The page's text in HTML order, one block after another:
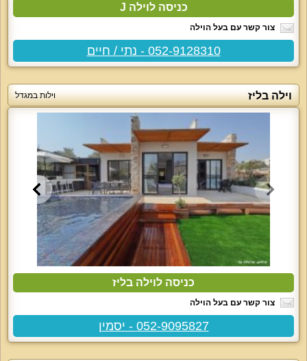
כניסה לוילה J
צור קשר עם בעל הוילה
052-9128310 - נתי / חיים
וילה בליז וילות במגדל
כניסה לוילה בליז
צור קשר עם בעל הוילה
052-9095827 - יסמין